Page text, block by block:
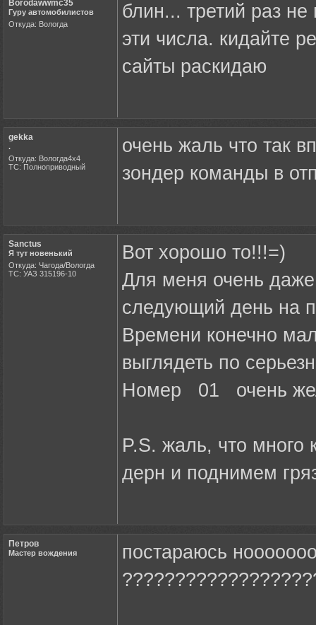
Borodawwmc35
Гуру автомобилистов
Откуда: Вологда
блин... третий раз не
эти числа. кидайте
сайты раскидаю
gekka
.
Откуда: Вологда4х4
ТС: Полноприводный
очень жаль что так
зондер команды в
Sanctus
Я тут новенький
Откуда: Чагода/Вологда
ТС: УАЗ 315196-10
Вот хорошо то!!!=)
Для меня очень
следующий день на
Времени конечно
выглядеть по
Номер 01 очень
P.S. жаль, что много
дерн и поднимем
Петров
Мастер вождения
постараюсь